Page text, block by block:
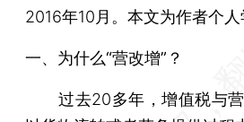
2016年10月。本文为作者个
一、为什么“营改增”？
过去20多年，增值税与营